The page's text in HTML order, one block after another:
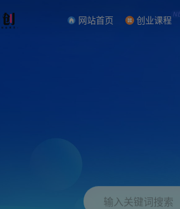
网站首页 创业课程
输入关键词搜索